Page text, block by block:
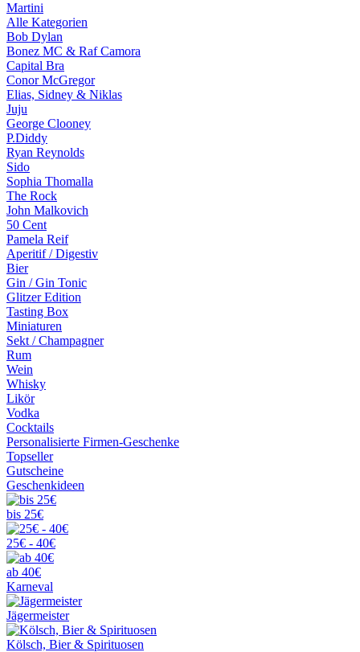
Martini
Alle Kategorien
Bob Dylan
Bonez MC & Raf Camora
Capital Bra
Conor McGregor
Elias, Sidney & Niklas
Juju
George Clooney
P.Diddy
Ryan Reynolds
Sido
Sophia Thomalla
The Rock
John Malkovich
50 Cent
Pamela Reif
Aperitif / Digestiv
Bier
Gin / Gin Tonic
Glitzer Edition
Tasting Box
Miniaturen
Sekt / Champagner
Rum
Wein
Whisky
Likör
Vodka
Cocktails
Personalisierte Firmen-Geschenke
Topseller
Gutscheine
Geschenkideen
bis 25€
25€ - 40€
ab 40€
Karneval
Jägermeister
Kölsch, Bier & Spirituosen